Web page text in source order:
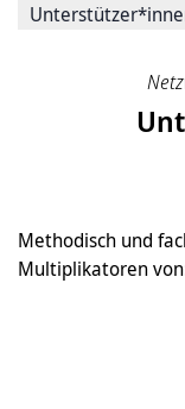
Methodisch und
Multiplikatoren